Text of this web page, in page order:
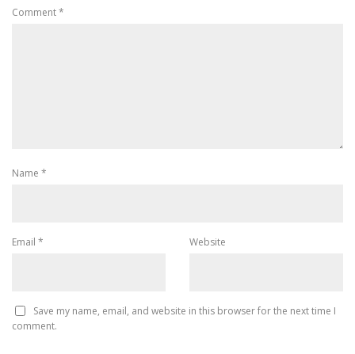
Comment*
Name *
Email * Website
Save my name, email, and website in this browser for the next time I
comment.